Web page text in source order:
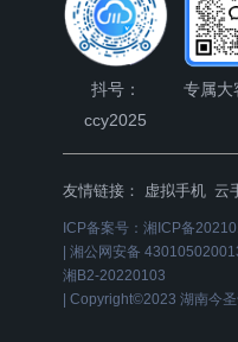
抖号：
ccy2025
专属大
友情链接： 虚拟手机 云
ICP备案号： 湘ICP备
湘公网安备
湘B2-20220103
Copyright©2023 湖南今圣